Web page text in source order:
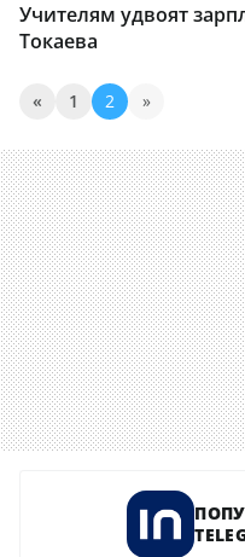
Учителям удвоят
Токаева
« 1 2 »